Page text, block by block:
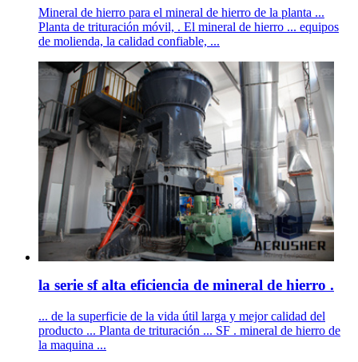
Mineral de hierro para el mineral de hierro de la planta ...
Planta de trituración móvil, . El mineral de hierro ... equipos
de molienda, la calidad confiable, ...
la serie sf alta eficiencia de mineral de hierro .
... de la superficie de la vida útil larga y mejor calidad del
producto ... Planta de trituración ... SF . mineral de hierro de
la maquina ...